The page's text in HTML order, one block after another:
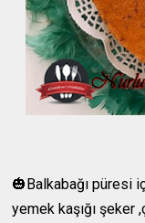
🎃Balkabağı püresi
yemek kaşığı şeker